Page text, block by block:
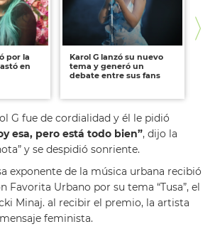
por la
en
Karol G lanzó su nuevo
tema y generó un
debate entre sus fans
G fue de cordialidad y él le pidió
esa, pero está todo bien”, dijo la
y se despidió sonriente.
exponente de la música urbana recibió
Favorita Urbano por su tema “Tusa”, el
Minaj. al recibir el premio, la artista
feminista.